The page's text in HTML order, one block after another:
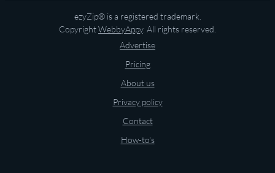
ezyZip® is a registered trademark.
CopyrightWebbyAppy. All rights reserved.
Advertise
Pricing
About us
Privacy policy
Contact
How-to's